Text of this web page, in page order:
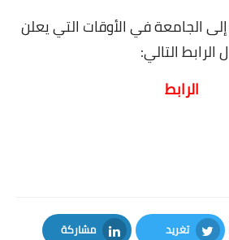
الجامعة في الأوقات التي يعلن
التالي:
الرابط
تغريد مشاركة